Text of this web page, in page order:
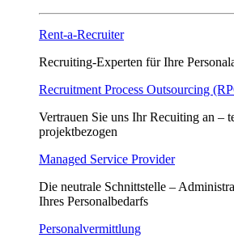
Rent-a-Recruiter
Recruiting-Experten für Ihre
Recruitment Process Outsourcing
Vertrauen Sie uns Ihr Recuiting an –
projektbezogen
Managed Service Provider
Die neutrale Schnittstelle –
Ihres Personalbedarfs
Personalvermittlung